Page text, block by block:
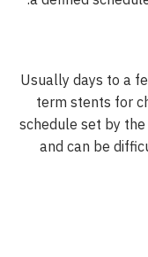
Usually days to a
term stents for
schedule set by
and can be